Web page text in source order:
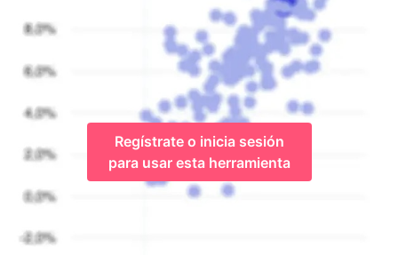
Regístrate o inicia sesión
para usar esta herramienta